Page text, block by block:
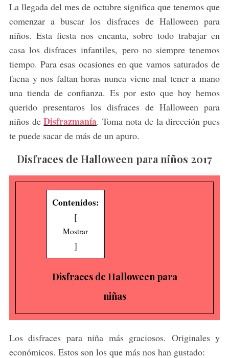
La llegada del mes de octubre significa que tenemos que
comenzar a buscar los disfraces de Halloween para
niños. Esta fiesta nos encanta, sobre todo trabajar en
casa los disfraces infantiles, pero no siempre tenemos
tiempo. Para esas ocasiones en que vamos saturados de
faena y nos faltan horas nunca viene mal tener a mano
una tienda de confianza. Es por esto que hoy hemos
querido presentaros los disfraces de Halloween para
niños deDisfrazmanía. Toma nota de la dirección pues
te puede sacar de más de un apuro.
Disfraces de Halloween para niños 2017
Contenidos:
[
Mostrar
]
Disfraces de Halloween para
niñas
Los disfraces para niña más graciosos. Originales y
económicos. Estos son los que más nos han gustado: